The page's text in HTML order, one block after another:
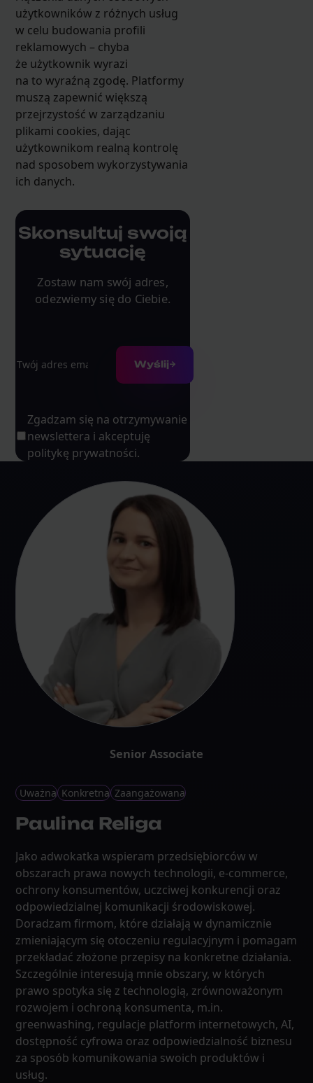
użytkowników z różnych usług
w celu budowania profili
reklamowych – chyba
że użytkownik wyrazi
na to wyraźną zgodę. Platformy
muszą zapewnić większą
przejrzystość w zarządzaniu
plikami cookies, dając
użytkownikom realną kontrolę
nad sposobem wykorzystywania
ich danych.
Skonsultuj swoją
sytuację
Zostaw nam swój adres,
odezwiemy się do Ciebie.
Wyślij
Zgadzam się na otrzymywanie
newslettera i akceptuję
politykę prywatności.
Senior Associate
Uważna Konkretna Zaangażowana
Paulina Religa
Jako adwokatka wspieram przedsiębiorców w
obszarach prawa nowych technologii, e-commerce,
ochrony konsumentów, uczciwej konkurencji oraz
odpowiedzialnej komunikacji środowiskowej.
Doradzam firmom, które działają w dynamicznie
zmieniającym się otoczeniu regulacyjnym i pomagam
przekładać złożone przepisy na konkretne działania.
Szczególnie interesują mnie obszary, w których
prawo spotyka się z technologią, zrównoważonym
rozwojem i ochroną konsumenta, m.in.
greenwashing, regulacje platform internetowych, AI,
dostępność cyfrowa oraz odpowiedzialność biznesu
za sposób komunikowania swoich produktów i
usług.